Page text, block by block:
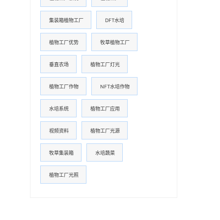
集装箱植物工厂 DFT水培
植物工厂优势 牧草植物工厂
垂直农场 植物工厂灯光
植物工厂作物 NFT水培作物
水培系统 植物工厂应用
视频资料 植物工厂光源
牧草集装箱 水培蔬菜
植物工厂光照